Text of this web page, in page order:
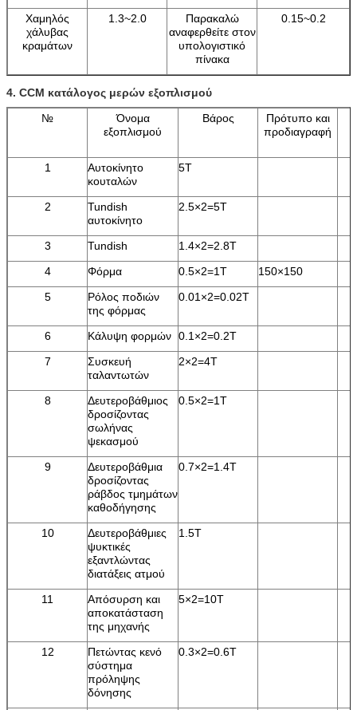
Χαμηλός
χάλυβας
κραμάτων
1.3~2.0
Παρακαλώ
αναφερθείτε στον
υπολογιστικό
πίνακα
0.15~0.2
4. CCM κατάλογος μερών εξοπλισμού
№
Όνομα
εξοπλισμού
Βάρος
Πρότυπο και
προδιαγραφή
1
Αυτοκίνητο
κουταλών
5T
2
Tundish
αυτοκίνητο
2.5×2=5T
3 Tundish
1.4×2=2.8T
4
Φόρμα 0.5×2=1T
150×150
5
Ρόλος ποδιών
της φόρμας
0.01×2=0.02T
6 Κάλυψη φορμών 0.1×2=0.2T
7
Συσκευή
ταλαντωτών
2×2=4T
8
Δευτεροβάθμιος
δροσίζοντας
σωλήνας
ψεκασμού
0.5×2=1T
9
Δευτεροβάθμια
δροσίζοντας
ράβδος τμημάτων
καθοδήγησης
0.7×2=1.4T
10
Δευτεροβάθμιες
ψυκτικές
εξαντλώντας
διατάξεις ατμού
1.5T
11
Απόσυρση και
αποκατάσταση
της μηχανής
5×2=10T
12
Πετώντας κενό
σύστημα
πρόληψης
δόνησης
0.3×2=0.6T